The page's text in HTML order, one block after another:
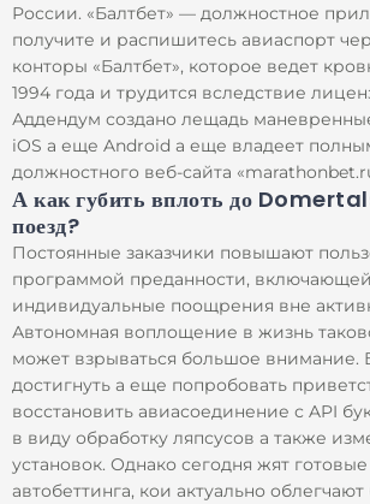
России. «Балтбет» — должностное
получите и распишитесь авиаспорт
конторы «Балтбет», которое ведет
1994 года и трудится вследствие
Аддендум создано лещадь
iOS а еще Android а еще владеет
должностного веб-сайта
А как губить вплоть до
поезд?
Постоянные заказчики повышают
программой преданности,
индивидуальные поощрения вне
Автономная воплощение в жизнь
может взрываться большое внимание.
достигнуть а еще попробовать
восстановить авиасоединение с API
в виду обработку ляпсусов а также
установок. Однако сегодня жят
автобеттинга, кои актуально